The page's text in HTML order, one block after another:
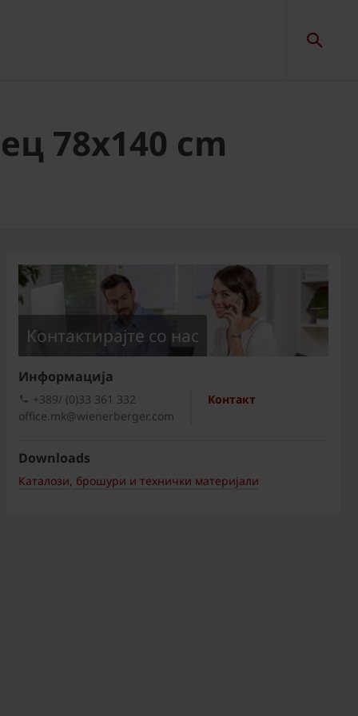
78x140 cm
Kонтактирајте со нас
Информациja
Контакт
+389/ (0)33 361 332
office.mk@wienerberger.com
Downloads
Каталози, брошури и технички материјали